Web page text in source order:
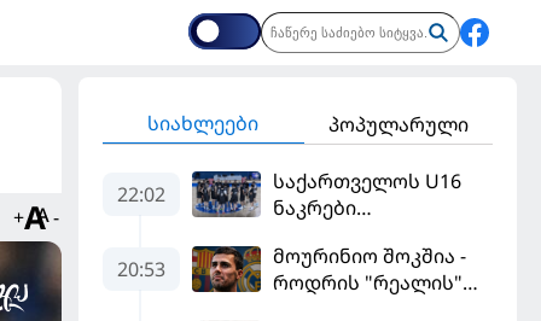
+ -
სიახლეები პოპულარული
22:02
საქართველოს U16
ნაკრები
ფინალურ ეტაპზე – A
დივიზიონში
20:53
მოურინიო შოკშია -
როდრის "რეალის"